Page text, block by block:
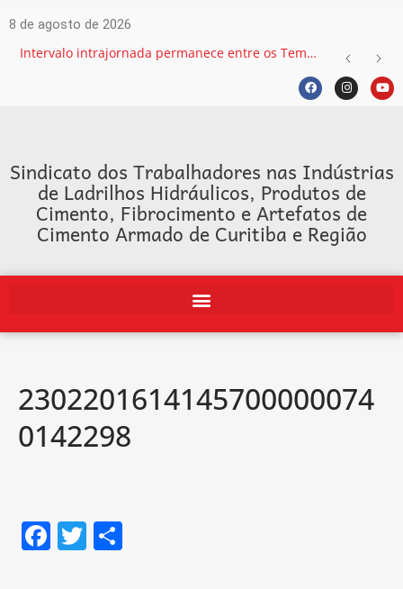
8 de agosto de 2026
Intervalo intrajornada permanece entre os Temas mais recorrentes na Justiça do Trabalho e exige atenção das empresas
Sindicato dos Trabalhadores nas Indústrias
de Ladrilhos Hidráulicos, Produtos de
Cimento, Fibrocimento e Artefatos de
Cimento Armado de Curitiba e Região
2302201614145700000074
0142298
F T